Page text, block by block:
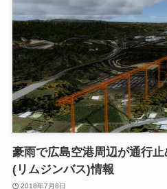
豪雨で広島空港周辺が通行
(リムジンバス)情報
2018年7月8日